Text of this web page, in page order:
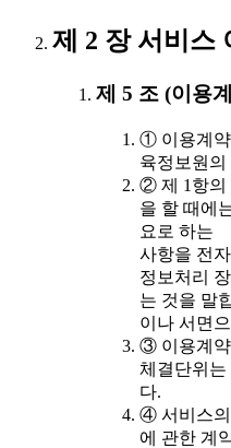
제 2 장 서비스
제 5 조 (이용
① 이용계약
육정보원
② 제 1항의
을 할 때에
요로 하는
사항을 전
정보처리
는 것을 말
이나 서면
③ 이용계약
체결단위는
다.
④ 서비스의
에 관한 계